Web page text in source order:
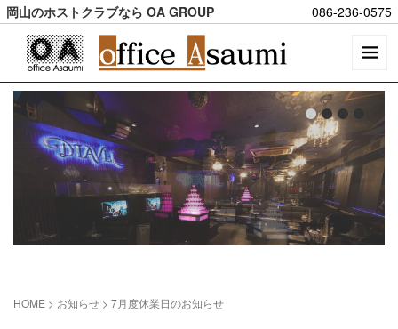
岡山のホストクラブなら OA GROUP 086-236-0575
HOME > お知らせ > 7月度休業日のお知らせ